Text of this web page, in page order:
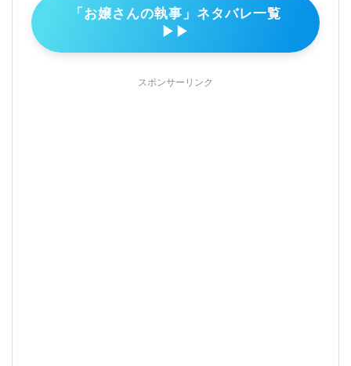
「お嬢さんの執事」ネタバレ一覧
▶▶
スポンサーリンク